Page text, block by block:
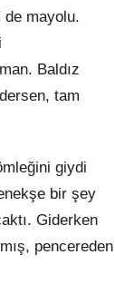
de mayolu.
Baldız
tam
giydi
bir şey
Giderken
pencereden